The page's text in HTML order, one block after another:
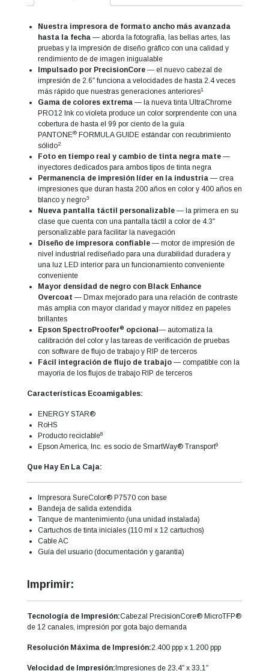
Nuestra impresora de formato ancho más avanzada
hasta la fecha— aborda la fotografía, las bellas artes, las
pruebas y la impresión de diseño gráfico con una calidad y
rendimiento de de imagen inigualable
Impulsado por PrecisionCore— el nuevo cabezal de
impresión de 2.6″ funciona a velocidades de hasta 2.4 veces
más rápido que nuestras generaciones anteriores1
Gama de colores extrema— la nueva tinta UltraChrome
PRO12 Ink co violeta produce un color sorprendente con una
cobertura de hasta el 99 por ciento de la guía
PANTONE®FORMULA GUIDE estándar con recubrimiento
sólido2
Foto en tiempo real y cambio de tinta negra mate—
inyectores dedicados para ambos tipos de tinta negra
Permanencia de impresión líder en la industria— crea
impresiones que duran hasta 200 años en color y 400 años en
blanco y negro3
Nueva pantalla táctil personalizable— la primera en su
clase que cuenta con una pantalla táctil a color de 4.3″
personalizable para facilitar la navegación
Diseño de impresora confiable— motor de impresión de
nivel industrial rediseñado para una durabilidad duradera y
una luz LED interior para un funcionamiento conveniente
conveniente
Mayor densidad de negro con Black Enhance
Overcoat — Dmax mejorado para una relación de contraste
más amplia con mayor claridad y mayor nitidez en papeles
brillantes
Epson SpectroProofer® opcional — automatiza la
calibración del color y las tareas de verificación de pruebas
con software de flujo de trabajo y RIP de terceros
Fácil integración de flujo de trabajo— compatible con la
mayoría de los flujos de trabajo RIP de terceros
Características Ecoamigables:
ENERGY STAR®
RoHS
Producto reciclable8
Epson America, Inc. es socio de SmartWay® Transport9
Que Hay En La Caja:
Impresora SureColor® P7570 con base
Bandeja de salida extendida
Tanque de mantenimiento (una unidad instalada)
Cartuchos de tinta iniciales (110 ml x 12 cartuchos)
Cable AC
Guía del usuario (documentación y garantía)
Imprimir:
Tecnología de Impresión:Cabezal PrecisionCore® MicroTFP®
de 12 canales, impresión por gota bajo demanda
Resolución Máxima de Impresión:2.400 ppp x 1.200 ppp
Velocidad de Impresión: Impresiones de 23,4″ x 33,1″